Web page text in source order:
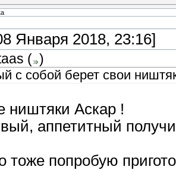
Января 2018, 23:16]
( )
с собой берет свои
ништяки Аскар !
аппетитный
тоже попробую